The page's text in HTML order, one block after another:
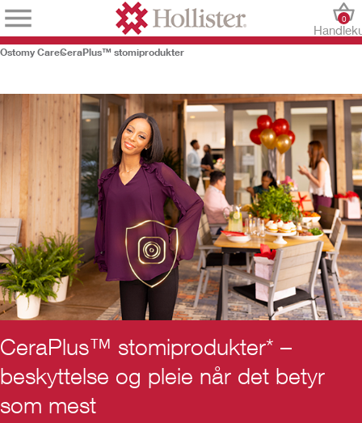
0
Ostomy CareCeraPlus™ stomiprodukter
CeraPlus™ stomiprodukter* –
beskyttelse og pleie når det betyr
som mest